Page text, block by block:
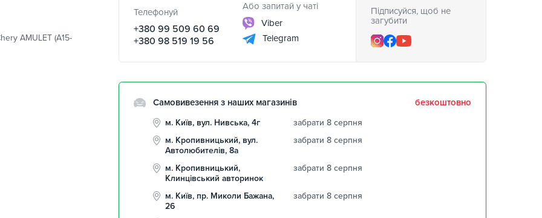
AMULET (A15-
Телефонуй
+380 99 509 60 69
+380 98 519 19 56
Або запитай у чаті
Viber
Telegram
Підписуйся, щоб не
загубити
Самовивезення з наших магазинів безкоштовно
м. Київ, вул. Нивська, 4г
забрати 8 серпня
м. Кропивницький, вул.
Автолюбителів, 8а
забрати 8 серпня
м. Кропивницький,
Клинцівський авторинок
забрати 8 серпня
м. Київ, пр. Миколи Бажана,
26
забрати 8 серпня